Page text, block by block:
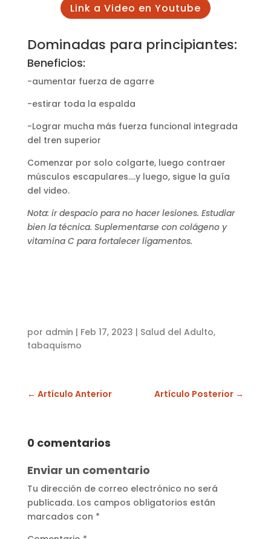
Link a Video en Youtube
Dominadas para principiantes:
Beneficios:
-aumentar fuerza de agarre
-estirar toda la espalda
-Lograr mucha más fuerza funcional integrada
del tren superior
Comenzar por solo colgarte, luego contraer
músculos escapulares….y luego, sigue la guía
del video.
Nota: ir despacio para no hacer lesiones. Estudiar
bien la técnica. Suplementarse con colágeno y
vitamina C para fortalecer ligamentos.
por admin | Feb 17, 2023 | Salud del Adulto,
tabaquismo
← Artículo Anterior Artículo Posterior →
0 comentarios
Enviar un comentario
Tu dirección de correo electrónico no será
publicada. Los campos obligatorios están
marcados con *